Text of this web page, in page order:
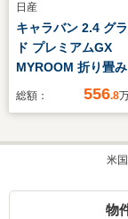
日産
キャラバン 2.4 グ
ド プレミアムGX
MYROOM 折り畳
ッド ロングボティ
畳みベッド 木目ブ
インド 木目調ルー
(調光機能付)ロール
総額： 556.8
米
物